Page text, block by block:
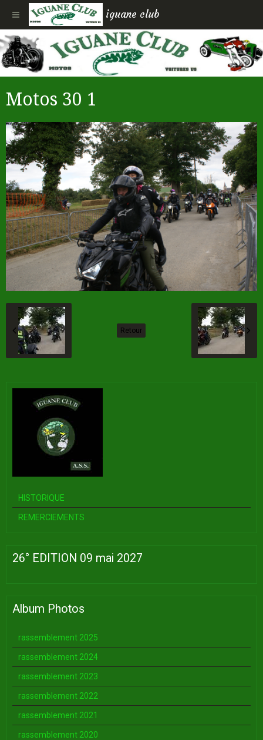
iguane club
Motos 30 1
Retour
HISTORIQUE
REMERCIEMENTS
26° EDITION 09 mai 2027
Album Photos
rassemblement 2025
rassemblement 2024
rassemblement 2023
rassemblement 2022
rassemblement 2021
rassemblement 2020